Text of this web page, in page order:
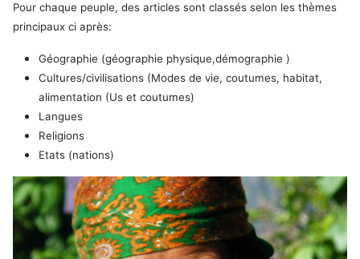
Pour chaque peuple, des articles sont classés selon les thèmes
principaux ci après:
Géographie (géographie physique,démographie )
Cultures/civilisations (Modes de vie, coutumes, habitat,
alimentation (Us et coutumes)
Langues
Religions
Etats (nations)